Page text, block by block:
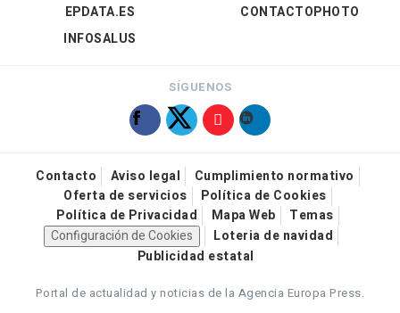
EPDATA.ES
INFOSALUS
CONTACTOPHOTO
SÍGUENOS
Contacto Aviso legal
Cumplimiento normativo
Oferta de servicios
Política de Cookies
Política de Privacidad
Mapa Web
Temas
Configuración de Cookies
Loteria de navidad
Publicidad estatal
Portal de actualidad y noticias de la Agencia Europa Press.